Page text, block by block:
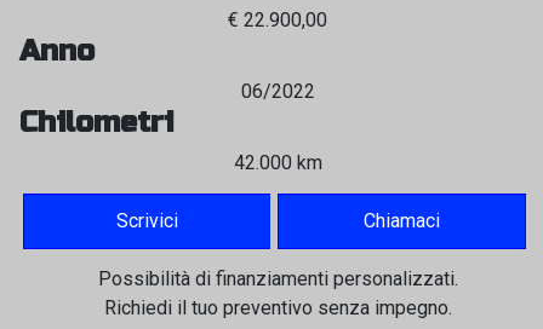
€ 22.900,00
Anno
06/2022
Chilometri
42.000 km
Scrivici Chiamaci
Possibilità di finanziamenti personalizzati.
Richiedi il tuo preventivo senza impegno.